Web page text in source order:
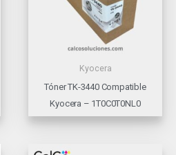
Kyocera
Tóner TK-3440 Compatible
Kyocera – 1T0C0T0NL0